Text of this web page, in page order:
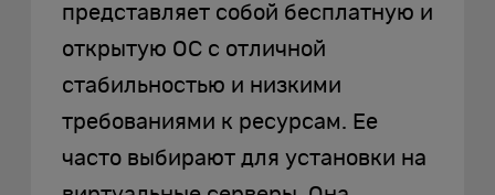
представляет собой бесплатную и
открытую ОС с отличной
стабильностью и низкими
требованиями к ресурсам. Ее
часто выбирают для установки на